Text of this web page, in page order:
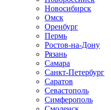
Новосибирск
Омск
Оренбург
Пермь
Ростов-на-Дону
Рязань
Самара
Санкт-Петербург
Саратов
Севастополь
Симферополь